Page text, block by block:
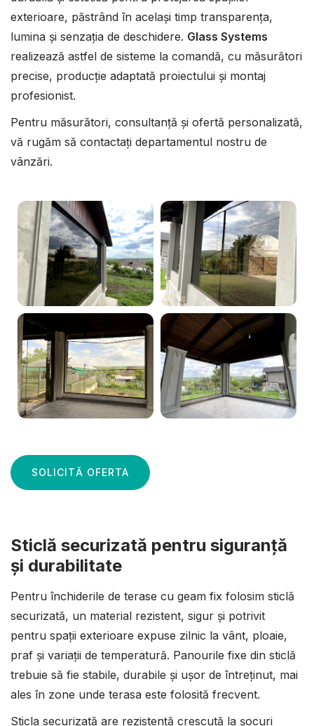
exterioare, păstrând în același timp transparența,
lumina și senzația de deschidere. Glass Systems
realizează astfel de sisteme la comandă, cu măsurători
precise, producție adaptată proiectului și montaj
profesionist.
Pentru măsurători, consultanță și ofertă personalizată,
vă rugăm să contactați departamentul nostru de
vânzări.
SOLICITĂ OFERTA
Sticlă securizată pentru siguranță
și durabilitate
Pentru închiderile de terase cu geam fix folosim sticlă
securizată, un material rezistent, sigur și potrivit
pentru spații exterioare expuse zilnic la vânt, ploaie,
praf și variații de temperatură. Panourile fixe din sticlă
trebuie să fie stabile, durabile și ușor de întreținut, mai
ales în zone unde terasa este folosită frecvent.
Sticla securizată are rezistență crescută la șocuri